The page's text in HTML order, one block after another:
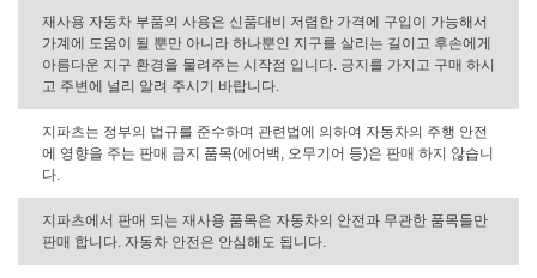
재사용 자동차 부품의 사용은 신품대비 저렴한 가격에 구입이 가능해서
가계에 도움이 될 뿐만 아니라 하나뿐인 지구를 살리는 길이고 후손에게
아름다운 지구 환경을 물려주는 시작점 입니다. 긍지를 가지고 구매 하시
고 주변에 널리 알려 주시기 바랍니다.
지파츠는 정부의 법규를 준수하며 관련법에 의하여 자동차의 주행 안전
에 영향을 주는 판매 금지 품목(에어백, 오무기어 등)은 판매 하지 않습니
다.
지파츠에서 판매 되는 재사용 품목은 자동차의 안전과 무관한 품목들만
판매 합니다. 자동차 안전은 안심해도 됩니다.